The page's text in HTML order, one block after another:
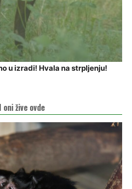
u izradi! Hvala na strpljenju!
I oni žive ovde